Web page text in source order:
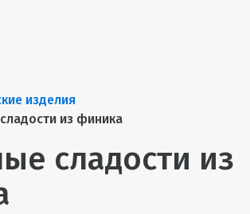
изделия
из финика
сладости из